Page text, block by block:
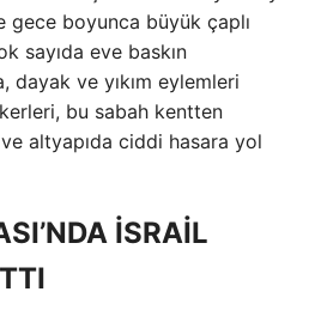
gece boyunca büyük çaplı
sayıda eve baskın
dayak ve yıkım eylemleri
bu sabah kentten
altyapıda ciddi hasara yol
İSRAİL